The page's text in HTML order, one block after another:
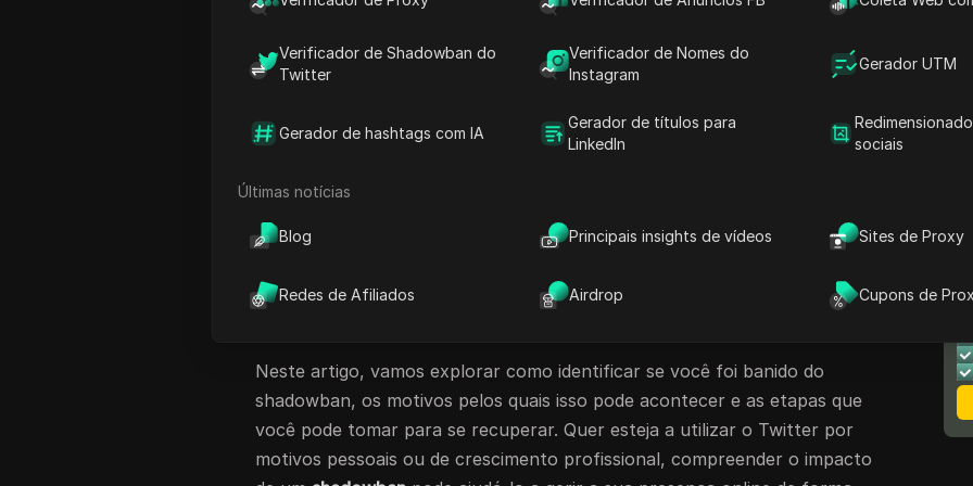
Verificador de Shadowban do
Twitter
Verificador de Nomes do
Instagram
Gerador UTM
Gerador de hashtags com IA
Gerador de títulos para
LinkedIn
sociais
Últimas notícias
Blog Principais insights de vídeos Sites de Proxy
Redes de Afiliados Airdrop Cupons de
Umshadowban do Twitter
é quando o Twitter limita a visibilidade da sua
conta ainda estiver ativa, seus tweets podem não aparecer nos
que não seguem você. Isso pode afetar gravemente a visibilidade da sua
público mais amplo. Entender
o que é um shadowban no Twitter
e como
sempre é fácil de detetar, e é por isso que a
consciência do shadowbané
Neste artigo, vamos explorar como identificar se você foi banido do
shadowban, os motivos pelos quais isso pode acontecer e as etapas que
você pode tomar para se recuperar. Quer esteja a utilizar o Twitter por
motivos pessoais ou de crescimento profissional, compreender o impacto